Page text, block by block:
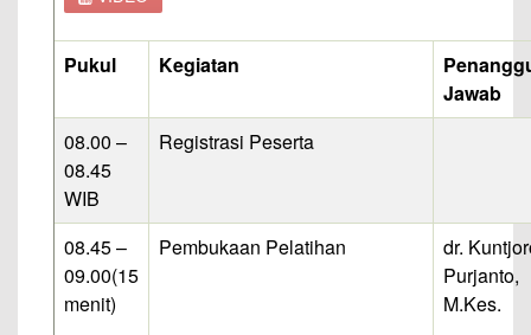
Pukul Kegiatan
Jawab
08.00 –
08.45
WIB
Registrasi Peserta
08.45 –
09.00(15
menit)
Pembukaan Pelatihan
dr.
Purjanto,
M.Kes.